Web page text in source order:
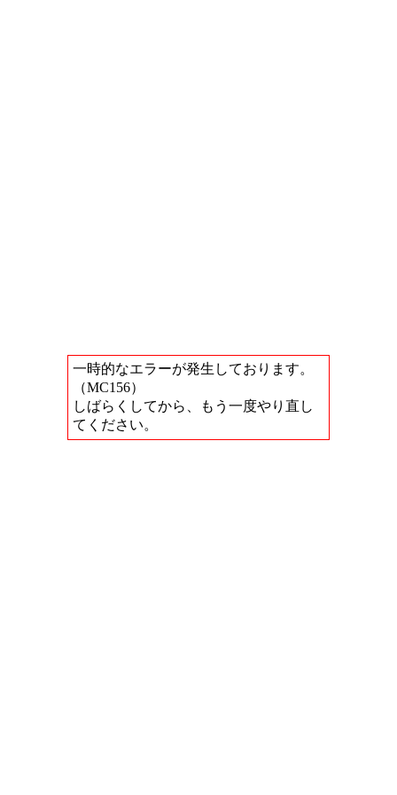
一時的なエラーが発生しております。
（MC156）
しばらくしてから、もう一度やり直し
てください。